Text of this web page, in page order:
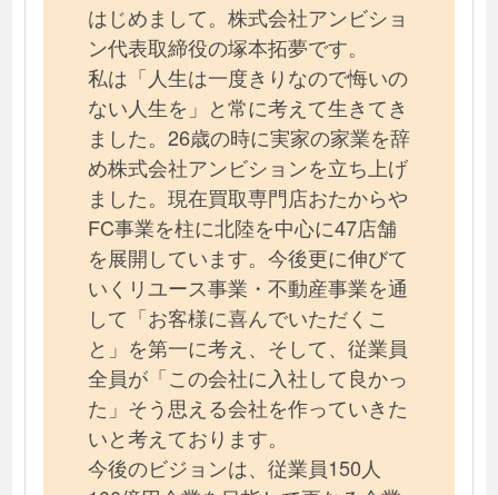
はじめまして。株式会社アンビショ
ン代表取締役の塚本拓夢です。
私は「人生は一度きりなので悔いの
ない人生を」と常に考えて生きてき
ました。26歳の時に実家の家業を辞
め株式会社アンビションを立ち上げ
ました。現在買取専門店おたからや
FC事業を柱に北陸を中心に47店舗
を展開しています。今後更に伸びて
いくリユース事業・不動産事業を通
して「お客様に喜んでいただくこ
と」を第一に考え、そして、従業員
全員が「この会社に入社して良かっ
た」そう思える会社を作っていきた
いと考えております。
今後のビジョンは、従業員150人